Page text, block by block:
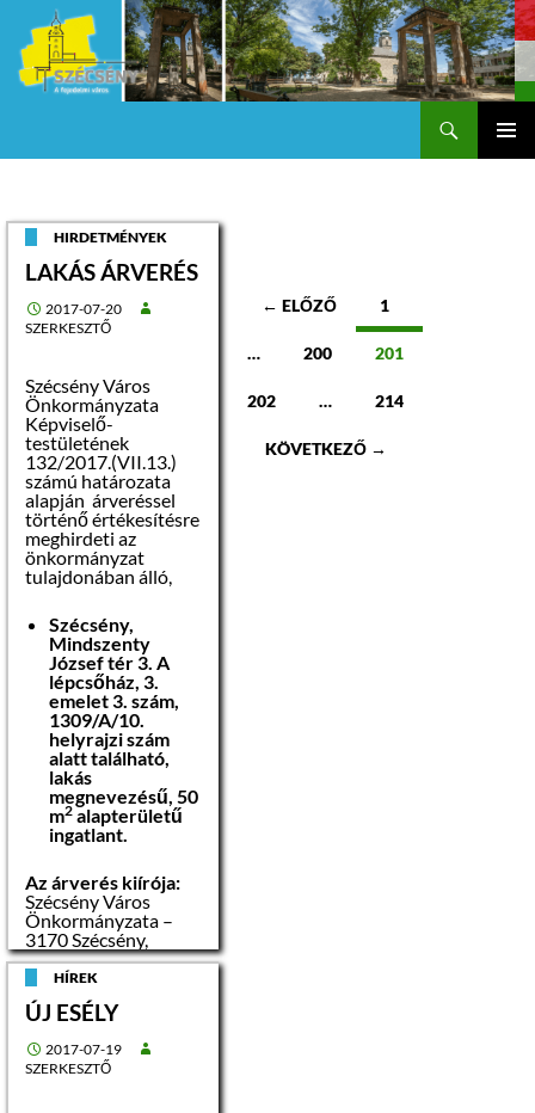
HIRDETMÉNYEK
LAKÁS ÁRVERÉS
2017-07-20
SZERKESZTŐ
Szécsény Város
Önkormányzata
Képviselő-
testületének
132/2017.(VII.13.)
számú határozata
alapján árveréssel
történő értékesítésre
meghirdeti az
önkormányzat
tulajdonában álló,
Szécsény,
Mindszenty
József tér 3. A
lépcsőház, 3.
emelet 3. szám,
1309/A/10.
helyrajzi szám
alatt található,
lakás
megnevezésű, 50
m2 alapterületű
ingatlant.
Az árverés kiírója:
Szécsény Város
Önkormányzata –
3170 Szécsény,
Rákóczi út 84.
Az árverési
hirdetmény
kifüggesztésének
napja:
HÍREK
ÚJ ESÉLY
2017-07-19
SZERKESZTŐ
Bejegyzések
navigációja
← ELŐZŐ 1
… 200 201
202 … 214
KÖVETKEZŐ →